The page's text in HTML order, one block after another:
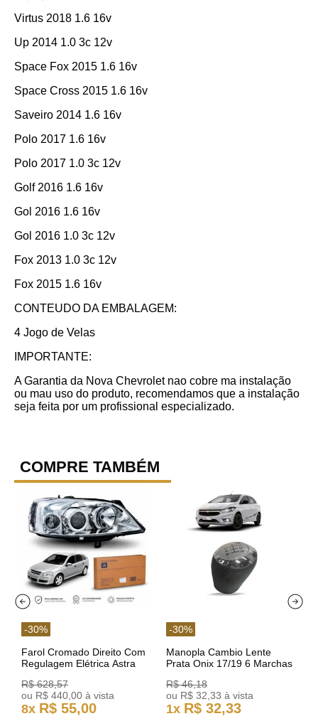
Virtus 2018 1.6 16v
Up 2014 1.0 3c 12v
Space Fox 2015 1.6 16v
Space Cross 2015 1.6 16v
Saveiro 2014 1.6 16v
Polo 2017 1.6 16v
Polo 2017 1.0 3c 12v
Golf 2016 1.6 16v
Gol 2016 1.6 16v
Gol 2016 1.0 3c 12v
Fox 2013 1.0 3c 12v
Fox 2015 1.6 16v
CONTEUDO DA EMBALAGEM:
4 Jogo de Velas
IMPORTANTE:
A Garantia da Nova Chevrolet nao cobre ma instalação
ou mau uso do produto, recomendamos que a instalação
seja feita por um profissional especializado.
COMPRE TAMBÉM
-30%
Farol Cromado Direito Com
Regulagem Elétrica Astra
R$ 628,57
ou R$ 440 00 à vista
8x R$ 55,00
-30%
Manopla Cambio Lente
Prata Onix 17/19 6 Marchas
R$ 46,18
ou R$ 32 33 à vista
1x R$ 32,33